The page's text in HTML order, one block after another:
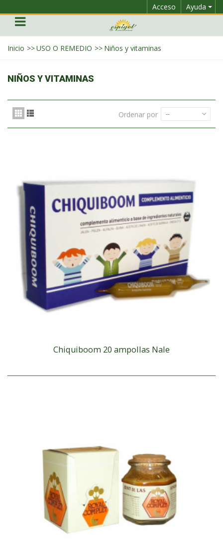
Ayuda
Acceso
Inicio >>USO O REMEDIO >> Niños y vitaminas
NIÑOS Y VITAMINAS
Ordenar por --
Chiquiboom 20 ampollas Nale